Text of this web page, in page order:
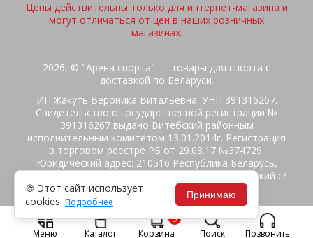
Цены действительны только для интернет-магазина и
могут отличаться от цен в наших розничных
магазинах.
2026, © "Арена спорта" — товары для спорта с
доставкой по Беларуси.
ИП Жакуть Вероника Витальевна. УНП 391316267.
Свидетельство о государственной регистрации №
391316267 выдано Витебский районным
исполнительным комитетом 13.01.2014г. Регистрация
в торговом реестре РБ от 29.03.17 №374729.
Юридический адрес: 210516 Республика Беларусь,
Витебская область, Витебский район, Бабиничский с/
с, аг.Ольгово, ул.Школьная
Политика защиты данных
Гарантия/Экспертиза Обмен/Возврат
Меню Каталог Корзина
0
Поиск
Позвонить
🍪 Этот сайт использует
cookies. Подробнее
Принимаю